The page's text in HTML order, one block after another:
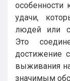
особенности
удачи,
людей или
Это
достижение
выживания
значимым